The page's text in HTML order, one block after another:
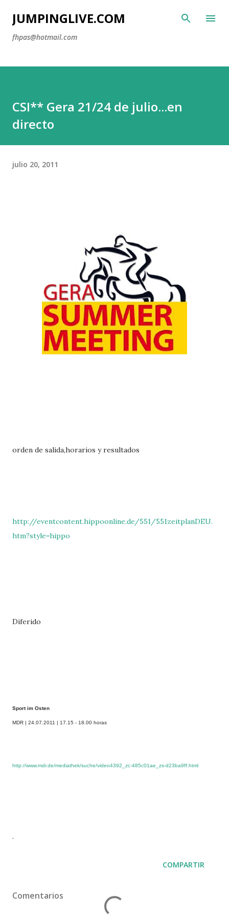
Ir al contenido principal
JUMPINGLIVE.COM
fhpas@hotmail.com
CSI** Gera 21/24 de julio...en
directo
julio 20, 2011
orden de salida,horarios y resultados
http://eventcontent.hippoonline.de/551/551zeitplanDEU.
htm?style=hippo
Diferido
Sport im Osten
MDR | 24.07.2011 | 17.15 - 18.00 horas
http://www.mdr.de/mediathek/suche/video4392_zc-485c01ae_zs-d23ba9ff.html
.
COMPARTIR
Comentarios